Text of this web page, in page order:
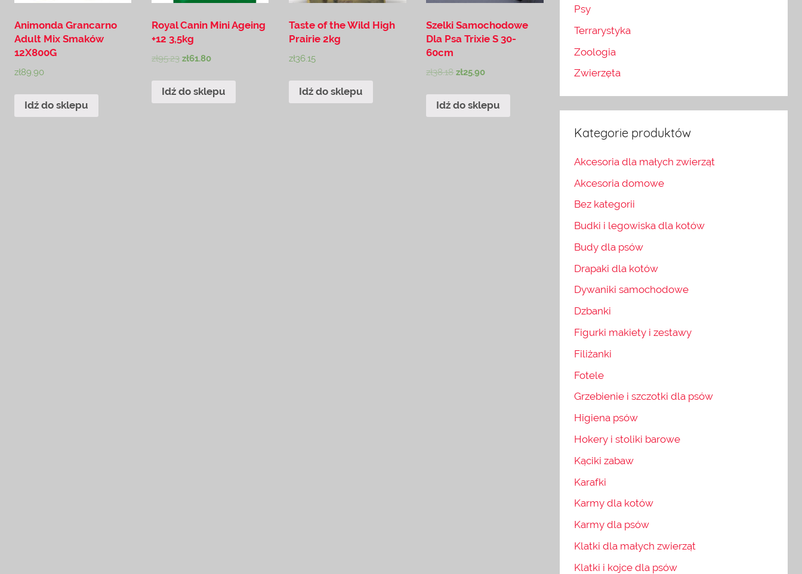
Animonda Grancarno
Adult Mix Smaków
12X800G
zł89.90
Idź do sklepu
Royal Canin Mini Ageing
+12 3,5kg
zł95.23 zł61.80
Idź do sklepu
Taste of the Wild High
Prairie 2kg
zł36.15
Idź do sklepu
Szelki Samochodowe
Dla Psa Trixie S 30-
60cm
zł38.18 zł25.90
Idź do sklepu
Psy
Terrarystyka
Zoologia
Zwierzęta
Kategorie produktów
Akcesoria dla małych zwierząt
Akcesoria domowe
Bez kategorii
Budki i legowiska dla kotów
Budy dla psów
Drapaki dla kotów
Dywaniki samochodowe
Dzbanki
Figurki makiety i zestawy
Filiżanki
Fotele
Grzebienie i szczotki dla psów
Higiena psów
Hokery i stoliki barowe
Kąciki zabaw
Karafki
Karmy dla kotów
Karmy dla psów
Klatki dla małych zwierząt
Klatki i kojce dla psów